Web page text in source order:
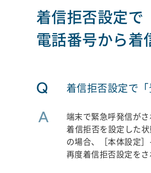
着信拒否設定で
電話番号から着
Q 着信拒否設定で
A
端末で緊急呼発信がさ
着信拒否を設定した
の場合、［本体設定
再度着信拒否設定を